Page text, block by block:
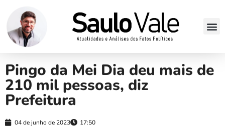
Pingo da Mei Dia deu mais de
210 mil pessoas, diz
Prefeitura
04 de junho de 2023 17:50